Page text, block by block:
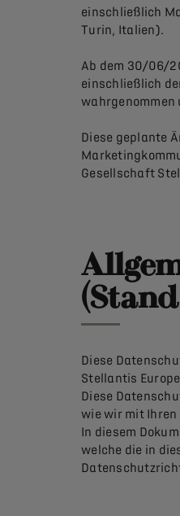
einschließlich
Turin, Italien).
Ab dem 30/06/
einschließlich
Diese geplante
Gesellschaft
Diese
Stellantis
Diese
wie wir mit Ihren
In diesem
welche die in